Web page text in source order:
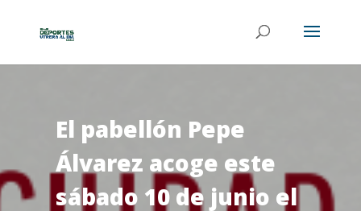
El pabellón Pepe
Álvarez acoge este
sábado 10 de junio el